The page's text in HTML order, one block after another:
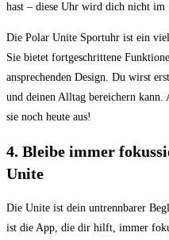
hast – diese Uhr wird dich‍ nicht im
Die Polar Unite Sportuhr ist ein
Sie bietet fortgeschrittene
ansprechenden Design. Du wirst
und deinen Alltag bereichern
sie noch heute aus!
4. Bleibe immer
Unite
Die Unite ist dein untrennbarer
ist die App, die dir hilft, immer